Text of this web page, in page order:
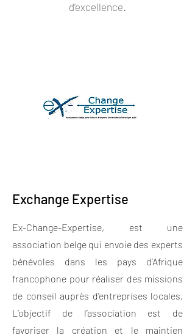
d'excellence.
Exchange Expertise
Ex-Change-Expertise, est une
association belge qui envoie des experts
bénévoles dans les pays d’Afrique
francophone pour réaliser des missions
de conseil auprès d'entreprises locales.
L’objectif de l’association est de
favoriser la création et le maintien